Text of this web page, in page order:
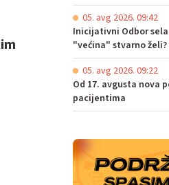
05. avg 2026. 09:42
Inicijativni Odbor
"većina" stvarno želi?
05. avg 2026. 09:22
Od 17. avgusta nova
pacijentima